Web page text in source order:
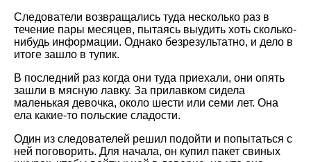
Следователи возвращались туда несколько раз в
течение пары месяцев, пытаясь выудить хоть сколько-
нибудь информации. Однако безрезультатно, и дело в
итоге зашло в тупик.
В последний раз когда они туда приехали, они опять
зашли в мясную лавку. За прилавком сидела
маленькая девочка, около шести или семи лет. Она
ела какие-то польские сладости.
Один из следователей решил подойти и попытаться с
ней поговорить. Для начала, он купил пакет свиных